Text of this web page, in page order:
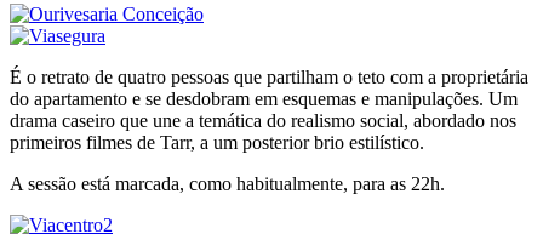
É o retrato de quatro pessoas que partilham o teto com a proprietária
do apartamento e se desdobram em esquemas e manipulações. Um
drama caseiro que une a temática do realismo social, abordado nos
primeiros filmes de Tarr, a um posterior brio estilístico.
A sessão está marcada, como habitualmente, para as 22h.